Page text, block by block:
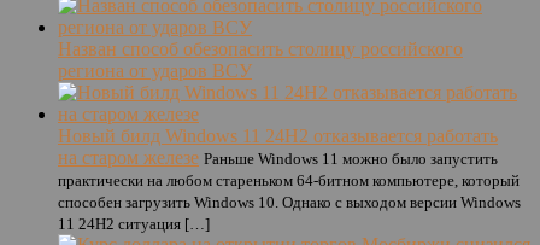
Назван способ обезопасить столицу российского
региона от ударов ВСУ
Новый билд Windows 11 24H2 отказывается работать
на старом железе Раньше Windows 11 можно было запустить
практически на любом стареньком 64-битном компьютере, который
способен загрузить Windows 10. Однако с выходом версии Windows
11 24H2 ситуация […]